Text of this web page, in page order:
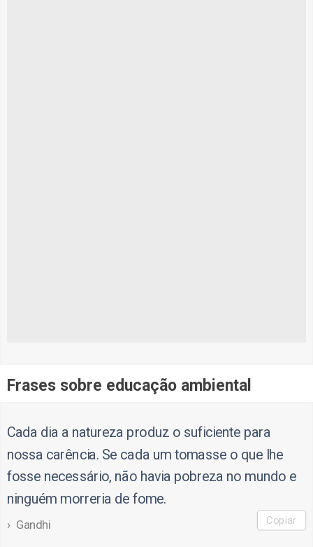
Frases sobre educação ambiental
Cada dia a natureza produz o suficiente para
nossa carência. Se cada um tomasse o que lhe
fosse necessário, não havia pobreza no mundo e
ninguém morreria de fome.
Gandhi Copiar